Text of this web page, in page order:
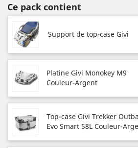
Ce pack contient
Support de top-case Givi
Platine Givi Monokey M9
Couleur-Argent
Top-case Givi Trekker
Evo Smart 58L Couleur-